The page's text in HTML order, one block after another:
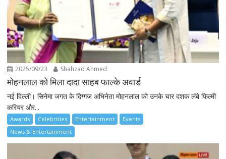
2025/09/23 Shahzad Ahmed
मोहनलाल को मिला दादा साहब फाल्के अवार्ड
नई दिल्ली। सिनेमा जगत के दिग्गज अभिनेता मोहनलाल को उनके चार दशक लंबे फिल्मी
करियर और...
Awards Celebrities Entertainment
Events
News & Entertainment